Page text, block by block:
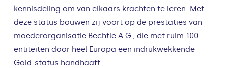
kennisdeling om van elkaars krachten te leren. Met
deze status bouwen zij voort op de prestaties van
moederorganisatie Bechtle A.G., die met ruim 100
entiteiten door heel Europa een indrukwekkende
Gold-status handhaaft.